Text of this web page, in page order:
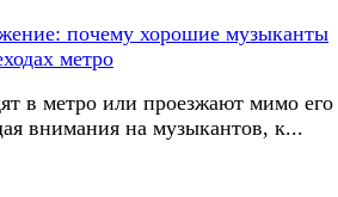
в метро или проезжают мимо его
внимания на музыкантов, к...